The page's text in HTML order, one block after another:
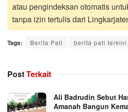
atau pengindeksan otomatis
tanpa izin tertulis dari
Tags: Berita Pati berita pati terkini
PostTerkait
Ali Badrudin Sebut
Amanah Bangun